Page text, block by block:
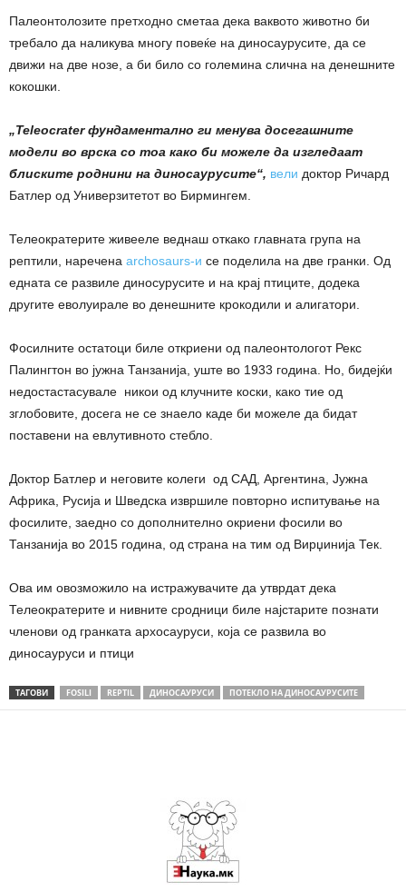
Палеонтолозите претходно сметаа дека ваквото животно би
требало да наликува многу повеќе на диносаурусите, да се
движи на две нозе, а би било со големина слична на денешните
кокошки.
„Teleocrater фундаментално ги менува досегашните
модели во врска со тоа како би можеле да изгледаат
блиските роднини на диносаурусите“, вели доктор Ричард
Батлер од Универзитетот во Бирмингем.
Телеократерите живееле веднаш откако главната група на
рептили, наречена archosaurs-и се поделила на две гранки. Од
едната се развиле диносурусите и на крај птиците, додека
другите еволуирале во денешните крокодили и алигатори.
Фосилните остатоци биле откриени од палеонтологот Рекс
Палингтон во јужна Танзанија, уште во 1933 година. Но, бидејќи
недостастасувале никои од клучните коски, како тие од
зглобовите, досега не се знаело каде би можеле да бидат
поставени на евлутивното стебло.
Доктор Батлер и неговите колеги од САД, Аргентина, Јужна
Африка, Русија и Шведска извршиле повторно испитување на
фосилите, заедно со дополнително окриени фосили во
Танзанија во 2015 година, од страна на тим од Вирџинија Тек.
Ова им овозможило на истражувачите да утврдат дека
Телеократерите и нивните сродници биле најстарите познати
членови од гранката архосауруси, која се развила во
диносауруси и птици
ТАГОВИ FOSILI REPTIL ДИНОСАУРУСИ ПОТЕКЛО НА ДИНОСАУРУСИТЕ